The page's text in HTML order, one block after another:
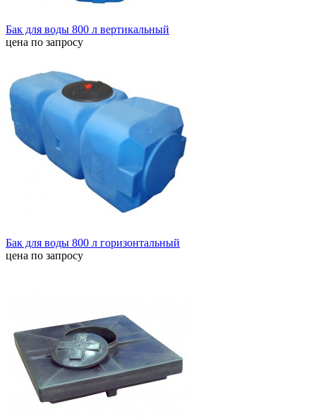
Бак для воды 800 л вертикальный
цена по запросу
Бак для воды 800 л горизонтальный
цена по запросу